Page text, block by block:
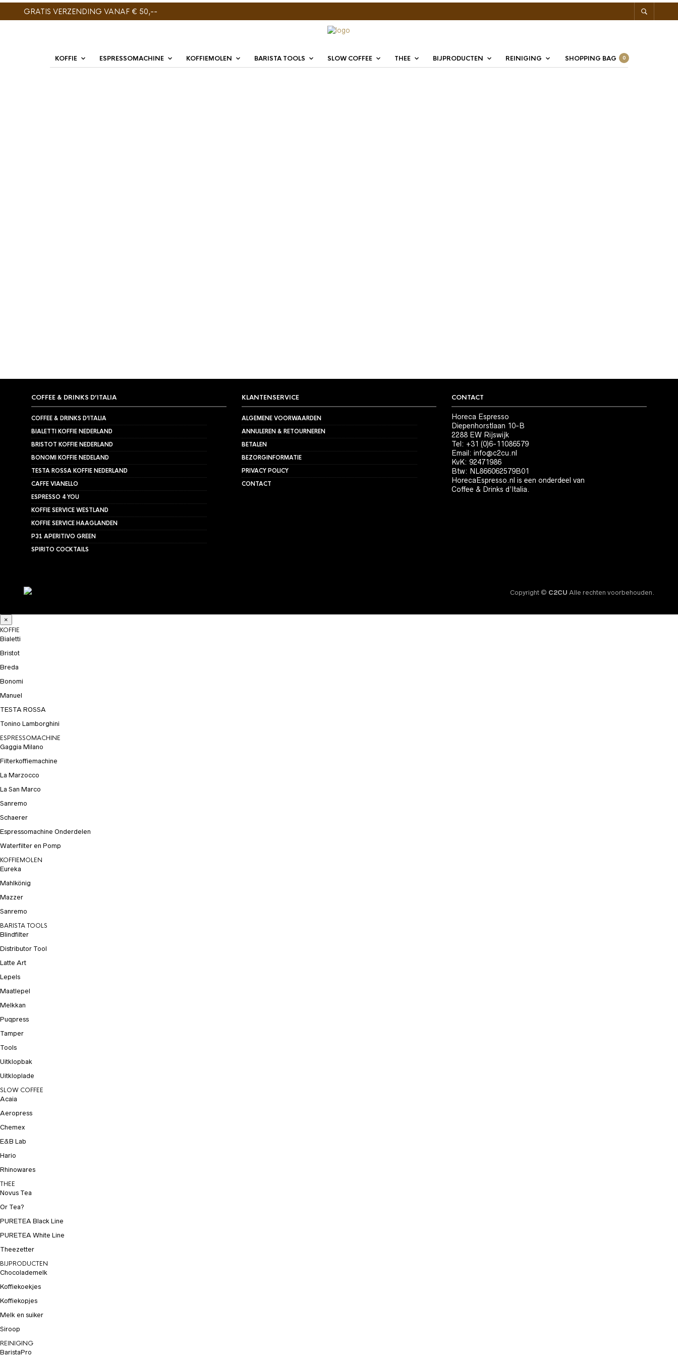
GRATIS VERZENDING VANAF € 50,--
KOFFIE ESPRESSOMACHINE KOFFIEMOLEN BARISTA TOOLS SLOW COFFEE THEE BIJPRODUCTEN REINIGING SHOPPING BAG 0
COFFEE & DRINKS D’ITALIA
COFFEE & DRINKS D’ITALIA
BIALETTI KOFFIE NEDERLAND
BRISTOT KOFFIE NEDERLAND
BONOMI KOFFIE NEDELAND
TESTA ROSSA KOFFIE NEDERLAND
CAFFE VIANELLO
ESPRESSO 4 YOU
KOFFIE SERVICE WESTLAND
KOFFIE SERVICE HAAGLANDEN
P31 APERITIVO GREEN
SPIRITO COCKTAILS
KLANTENSERVICE
ALGEMENE VOORWAARDEN
ANNULEREN & RETOURNEREN
BETALEN
BEZORGINFORMATIE
PRIVACY POLICY
CONTACT
CONTACT
Horeca Espresso
Diepenhorstlaan 10-B
2288 EW Rijswijk
Tel: +31 (0)6-11086579
Email:info@c2cu.nl
KvK: 92471986
Btw: NL866062579B01
HorecaEspresso.nl is een onderdeel van
Coffee & Drinks d’Italia.
Copyright © C2CU Alle rechten voorbehouden.
×
KOFFIE
Bialetti
Bristot
Breda
Bonomi
Manuel
TESTA ROSSA
Tonino Lamborghini
ESPRESSOMACHINE
Gaggia Milano
Filterkoffiemachine
La Marzocco
La San Marco
Sanremo
Schaerer
Espressomachine Onderdelen
Waterfilter en Pomp
KOFFIEMOLEN
Eureka
Mahlkönig
Mazzer
Sanremo
BARISTA TOOLS
Blindfilter
Distributor Tool
Latte Art
Lepels
Maatlepel
Melkkan
Puqpress
Tamper
Tools
Uitklopbak
Uitkloplade
SLOW COFFEE
Acaia
Aeropress
Chemex
E&B Lab
Hario
Rhinowares
THEE
Novus Tea
Or Tea?
PURETEA Black Line
PURETEA White Line
Theezetter
BIJPRODUCTEN
Chocolademelk
Koffiekoekjes
Koffiekopjes
Melk en suiker
Siroop
REINIGING
BaristaPro